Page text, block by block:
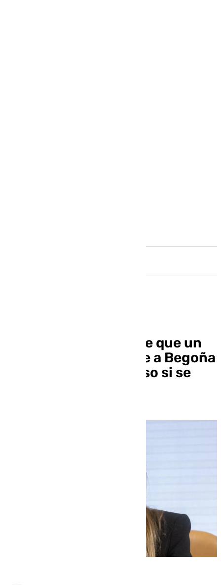
El juez Peinado decide que un
jurado popular juzgue a Begoña
Gómez por todo el caso si se